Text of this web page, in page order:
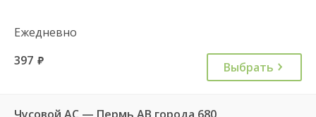
Ежедневно
397 руб. Выбрать